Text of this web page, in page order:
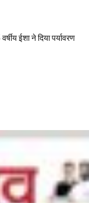
ईशा ने दिया पर्यावरण